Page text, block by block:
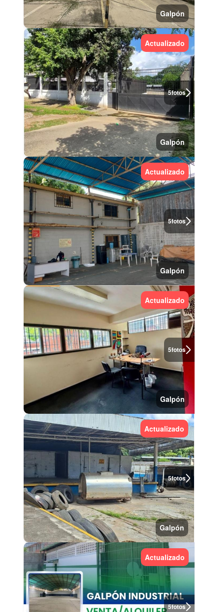
Galpón
5fotos
Actualizado
Galpón
5fotos
Actualizado
Galpón
5fotos
Actualizado
Galpón
5fotos
Actualizado
Galpón
5fotos
Actualizado